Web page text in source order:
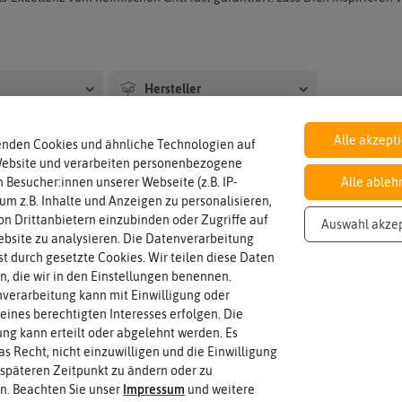
Anzucht,
äen
eren
Umt
pfla
nze
n
Ernt
e
Hersteller
in Grillen
Cookies und ähnliche Technologien auf
und verarbeiten personenbezogene
Besucher:innen unserer Webseite (z.B. IP-
z.B. Inhalte und Anzeigen zu personalisieren,
Drittanbietern einzubinden oder Zugriffe auf
zu analysieren. Die Datenverarbeitung
durch gesetzte Cookies. Wir teilen diese Daten
die wir in den Einstellungen benennen.
kann mit Einwilligung oder
berechtigten Interesses erfolgen. Die
kann erteilt oder abgelehnt werden. Es
Recht, nicht einzuwilligen und die Einwilligung
Zeitpunkt zu ändern oder zu
Beachten Sie unser Impressum und weitere
Alle
Alle
Auswahl